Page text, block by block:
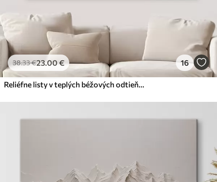
38.33€23.00€ 16
Reliéfne listy v teplých béžových odtieňoch